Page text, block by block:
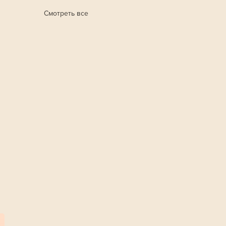
Смотреть все